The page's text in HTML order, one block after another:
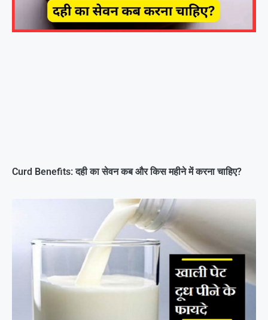
Curd Benefits: दही का सेवन कब और किस महीने में करना चाहिए?